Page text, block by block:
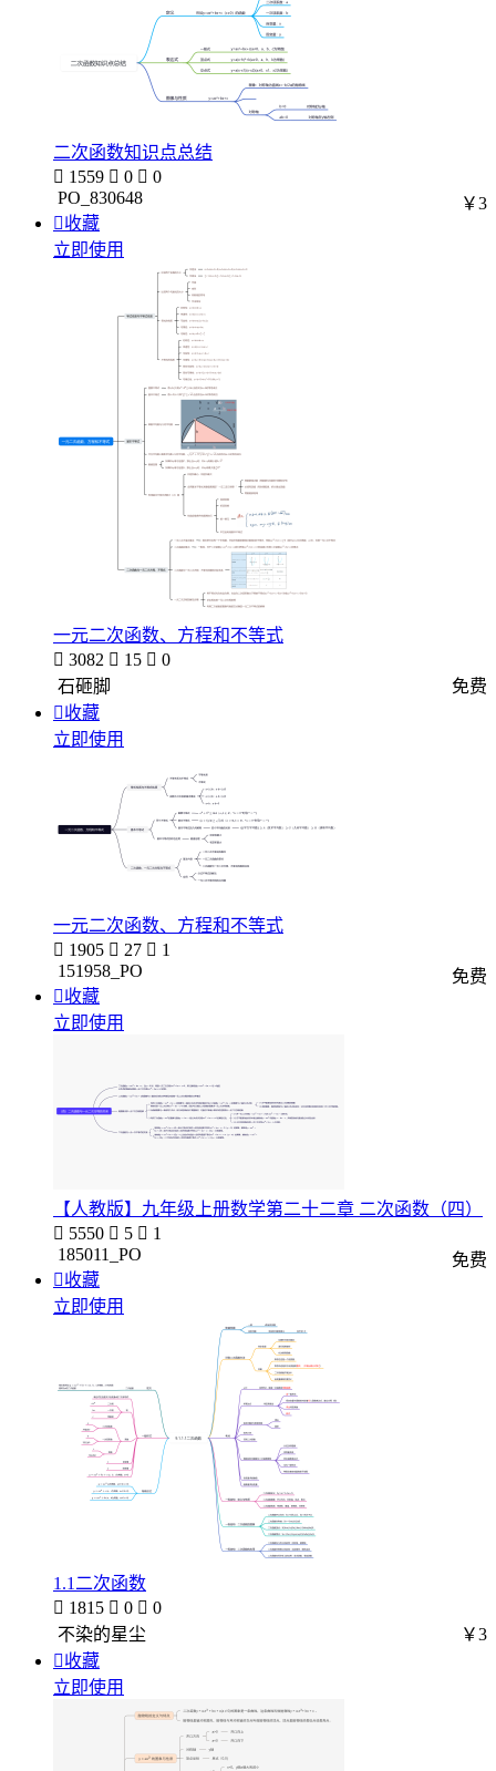
二次函数知识点总结
 1559  0  0
PO_830648
￥3
收藏
立即使用
一元二次函数、方程和不等式
 3082  15  0
石砸脚
免费
收藏
立即使用
一元二次函数、方程和不等式
 1905  27  1
151958_PO
免费
收藏
立即使用
【人教版】九年级上册数学第二十二章 二次函数（四）
 5550  5  1
185011_PO
免费
收藏
立即使用
1.1二次函数
 1815  0  0
不染的星尘
￥3
收藏
立即使用